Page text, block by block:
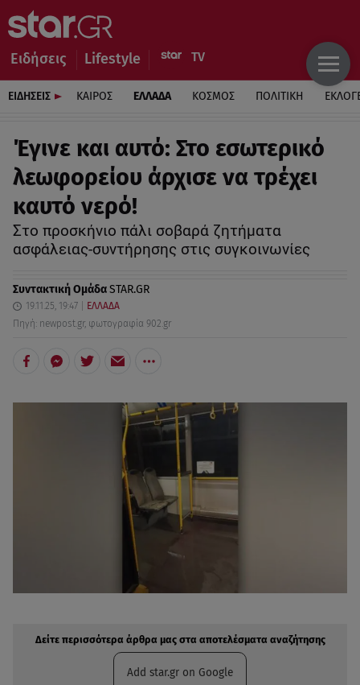
Ειδήσεις Lifestyle
ΕΙΔΗΣΕΙΣ ΚΑΙΡΟΣ ΕΛΛΑΔΑ ΚΟΣΜΟΣ ΠΟΛΙΤΙΚΗ
Έγινε και αυτό: Στο εσωτερικό
λεωφορείου άρχισε να τρέχει
καυτό νερό!
Στο προσκήνιο πάλι σοβαρά ζητήματα
ασφάλειας-συντήρησης στις συγκοινωνίες
Συντακτική ΟμάδαSTAR.GR
19.11.25, 19:47
ΕΛΛΑΔΑ
Πηγή: newpost.gr, φωτογραφία 902.gr
Δείτε περισσότερα άρθρα μας στα αποτελέσματα αναζήτησης
Add star.gr on Google